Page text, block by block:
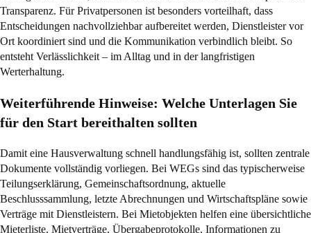
Transparenz. Für Privatpersonen ist besonders vorteilhaft, dass
Entscheidungen nachvollziehbar aufbereitet werden, Dienstleister vor
Ort koordiniert sind und die Kommunikation verbindlich bleibt. So
entsteht Verlässlichkeit – im Alltag und in der langfristigen
Werterhaltung.
Weiterführende Hinweise: Welche Unterlagen Sie
für den Start bereithalten sollten
Damit eine Hausverwaltung schnell handlungsfähig ist, sollten zentrale
Dokumente vollständig vorliegen. Bei WEGs sind das typischerweise
Teilungserklärung, Gemeinschaftsordnung, aktuelle
Beschlusssammlung, letzte Abrechnungen und Wirtschaftspläne sowie
Verträge mit Dienstleistern. Bei Mietobjekten helfen eine übersichtliche
Mieterliste, Mietverträge, Übergabeprotokolle, Informationen zu